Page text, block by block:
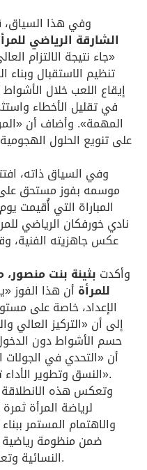
وفي هذا السياق،
الشارقة الرياضي
«جاء نتيجة الالتزام
تنظيم الاستقبال
إيقاع اللعب خلال
في تقليل الأخطاء
المهمة». وأضاف أن
على تنويع الحلول
وفي السياق ذاته،
نادي خورفكان الرياضي
عكس جاهزيته الفنية،
وأكدت بثينة بنت
للمرأة أن هذا الفوز
الإعداد، خاصة على
إلى أن «التركيز العالي
حسم الأشواط دون
أن «التحدي في
النسق وتطوير الأداء تدريجيًا مع ارتفاع وتيرة المباريات».
وتعكس هذه الانطلاقة
لرياضة المرأة
والاهتمام المستمر
ضمن منظومة
النسائية وتعزيز حضورها على الساحة المحلية.